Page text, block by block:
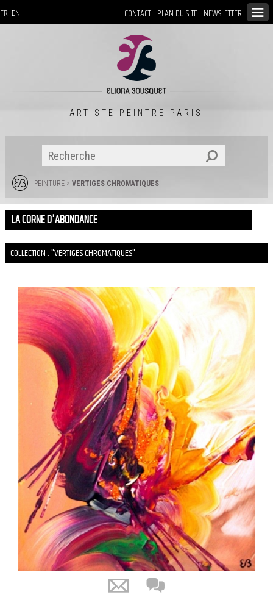
CONTACT PLAN DU SITE NEWSLETTER
FR EN
ARTISTE PEINTRE PARIS
PEINTURE> VERTIGES CHROMATIQUES
LA CORNE D'ABONDANCE
COLLECTION : "VERTIGES CHROMATIQUES"